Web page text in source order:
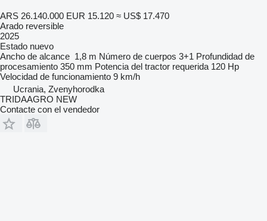
ARS 26.140.000 EUR 15.120 ≈ US$ 17.470
Arado reversible
2025
Estado nuevo
Ancho de alcance 1,8 m Número de cuerpos 3+1 Profundidad de
procesamiento 350 mm Potencia del tractor requerida 120 Hp
Velocidad de funcionamiento 9 km/h
Ucrania, Zvenyhorodka
TRIDAAGRO NEW
Contacte con el vendedor